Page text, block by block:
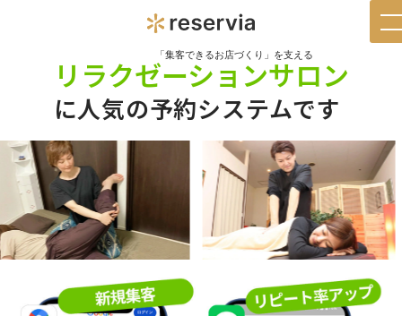
「集客できるお店づくり」を支える
リラクゼーションサロン
に人気の予約システムです